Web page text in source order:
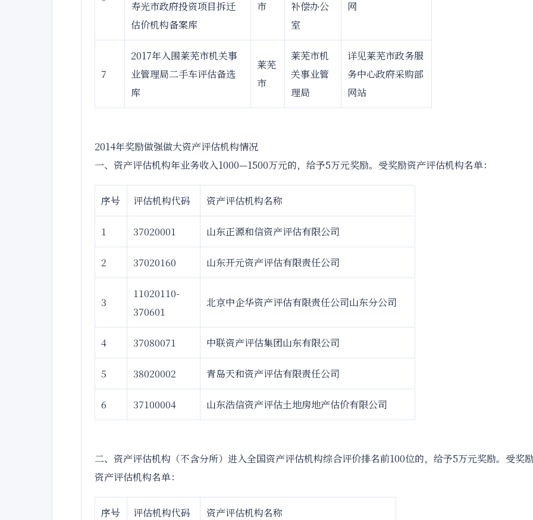
寿光市政府投资项目拆迁
估价机构备案库
市
补偿办公
室
网
7
2017年入围莱芜市机关事
业管理局二手车评估备选
库
莱芜
市
莱芜市机
关事业管
理局
详见莱芜市政务服
务中心政府采购部
网站
2014年奖励做强做大资产评估机构情况
一、资产评估机构年业务收入1000—1500万元的，给予5万元奖励。受奖励资产评估机构名单：
序号 评估机构代码 资产评估机构名称
1 37020001 山东正源和信资产评估有限公司
2 37020160 山东开元资产评估有限责任公司
3
11020110-
370601
北京中企华资产评估有限责任公司山东分公司
4 37080071 中联资产评估集团山东有限公司
5 38020002 青岛天和资产评估有限责任公司
6 37100004 山东浩信资产评估土地房地产估价有限公司
二、资产评估机构（不含分所）进入全国资产评估机构综合评价排名前100位的，给予5万元奖励。受奖
资产评估机构名单：
序号 评估机构代码 资产评估机构名称